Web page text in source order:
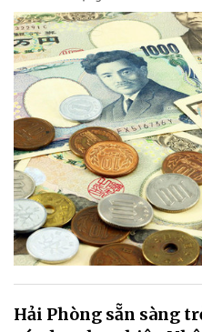
Hải Phòng sẵn sàng